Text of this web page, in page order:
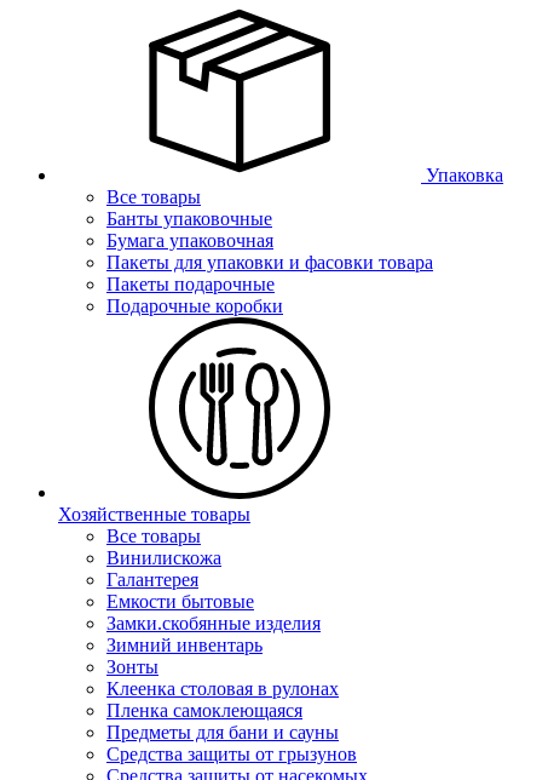
Упаковка
Все товары
Банты упаковочные
Бумага упаковочная
Пакеты для упаковки и фасовки товара
Пакеты подарочные
Подарочные коробки
Хозяйственные товары
Все товары
Винилискожа
Галантерея
Емкости бытовые
Замки.скобянные изделия
Зимний инвентарь
Зонты
Клеенка столовая в рулонах
Пленка самоклеющаяся
Предметы для бани и сауны
Средства защиты от грызунов
Средства защиты от насекомых